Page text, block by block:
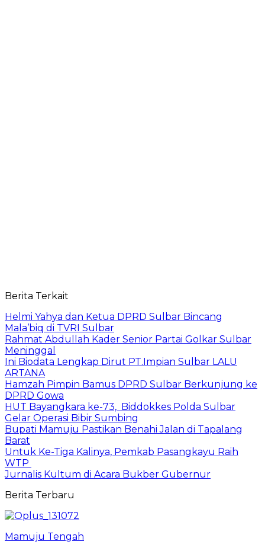
Berita Terkait
Helmi Yahya dan Ketua DPRD Sulbar Bincang
Mala’biq di TVRI Sulbar
Rahmat Abdullah Kader Senior Partai Golkar Sulbar
Meninggal
Ini Biodata Lengkap Dirut PT.Impian Sulbar LALU
ARTANA
Hamzah Pimpin Bamus DPRD Sulbar Berkunjung ke
DPRD Gowa
HUT Bayangkara ke-73, Biddokkes Polda Sulbar
Gelar Operasi Bibir Sumbing
Bupati Mamuju Pastikan Benahi Jalan di Tapalang
Barat
Untuk Ke-Tiga Kalinya, Pemkab Pasangkayu Raih
WTP
Jurnalis Kultum di Acara Bukber Gubernur
Berita Terbaru
Mamuju Tengah